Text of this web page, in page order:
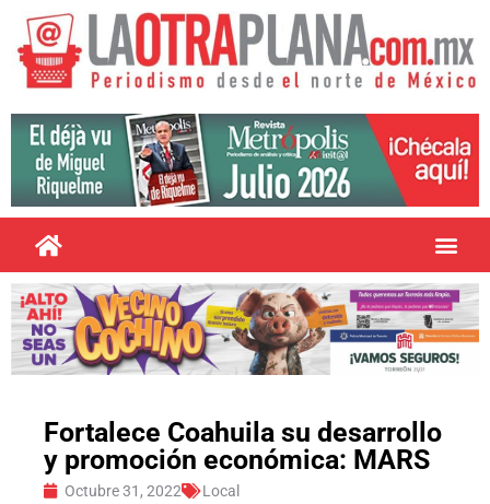
Fortalece Coahuila su desarrollo
y promoción económica: MARS
Octubre 31, 2022 Local